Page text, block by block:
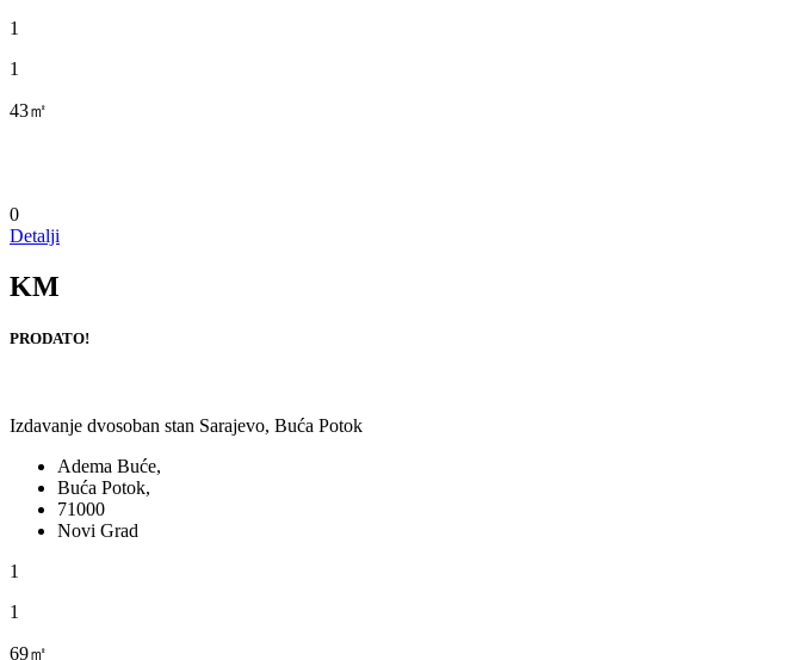
1
1
43㎡
0
Detalji
KM
PRODATO!
Izdavanje dvosoban stan Sarajevo, Buća Potok
Adema Buće,
Buća Potok,
71000
Novi Grad
1
1
69㎡